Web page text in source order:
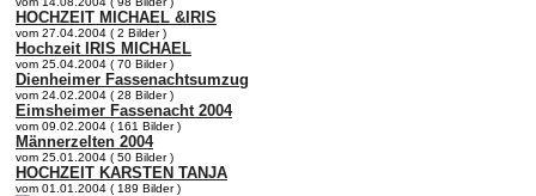
HOCHZEIT MICHAEL &IRIS
vom 27.04.2004 ( 2 Bilder )
Hochzeit IRIS MICHAEL
vom 25.04.2004 ( 70 Bilder )
Dienheimer Fassenachtsumzug
vom 24.02.2004 ( 28 Bilder )
Eimsheimer Fassenacht 2004
vom 09.02.2004 ( 161 Bilder )
Männerzelten 2004
vom 25.01.2004 ( 50 Bilder )
HOCHZEIT KARSTEN TANJA
vom 01.01.2004 ( 189 Bilder )